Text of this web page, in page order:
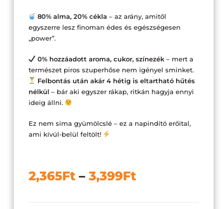
80% alma, 20% cékla – az arány, amitől
egyszerre lesz finoman édes és egészségesen
„power”.
0% hozzáadott aroma, cukor, színezék– mert a
természet piros szuperhőse nem igényel sminket.
Felbontás után akár 4 hétig is eltartható hűtés
nélkül – bár aki egyszer rákap, ritkán hagyja ennyi
ideig állni.
Ez nem sima gyümölcslé – ez a napindító erőital,
ami kívül-belül feltölt!
2,365Ft– 3,399Ft